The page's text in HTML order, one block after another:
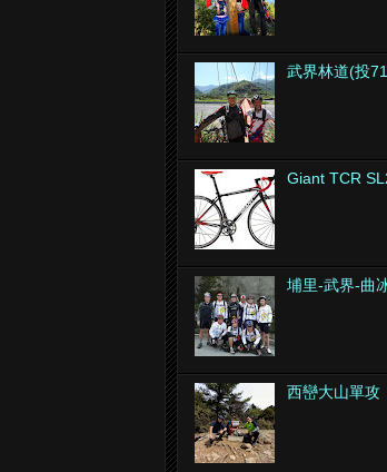
武界林道(投
Giant TCR
埔里-武界-曲
西巒大山單攻